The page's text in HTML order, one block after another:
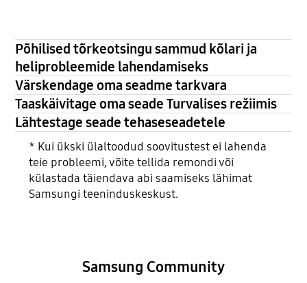
Põhilised tõrkeotsingu sammud kõlari ja
heliprobleemide lahendamiseks
Värskendage oma seadme tarkvara
Taaskäivitage oma seade Turvalises režiimis
Lähtestage seade tehaseseadetele
* Kui ükski ülaltoodud soovitustest ei lahenda
teie probleemi, võite tellida remondi või
külastada täiendava abi saamiseks lähimat
Samsungi teeninduskeskust.
Samsung Community